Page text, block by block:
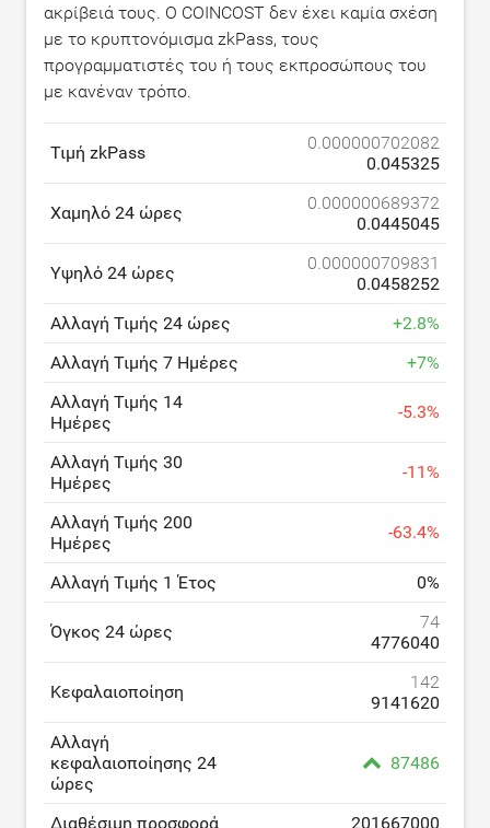
ακρίβειά τους. Ο COINCOST δεν έχει καμία σχέση
με το κρυπτονόμισμα zkPass, τους
προγραμματιστές του ή τους εκπροσώπους του
με κανέναν τρόπο.
Τιμή zkPass
0.000000702082
0.045325
Χαμηλό 24 ώρες
0.000000689372
0.0445045
Υψηλό 24 ώρες
0.000000709831
0.0458252
Αλλαγή Τιμής 24 ώρες
+2.8%
Αλλαγή Τιμής 7 Ημέρες
+7%
Αλλαγή Τιμής 14
Ημέρες
-5.3%
Αλλαγή Τιμής 30
Ημέρες
-11%
Αλλαγή Τιμής 200
Ημέρες
-63.4%
Αλλαγή Τιμής 1 Έτος 0%
Όγκος 24 ώρες
74
4776040
Κεφαλαιοποίηση
142
9141620
Αλλαγή
κεφαλαιοποίησης 24
ώρες
87486
Διαθέσιμη προσφορά 201667000